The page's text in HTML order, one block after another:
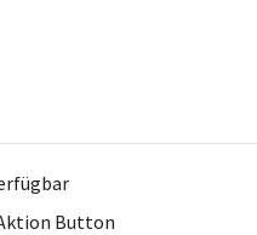
Button